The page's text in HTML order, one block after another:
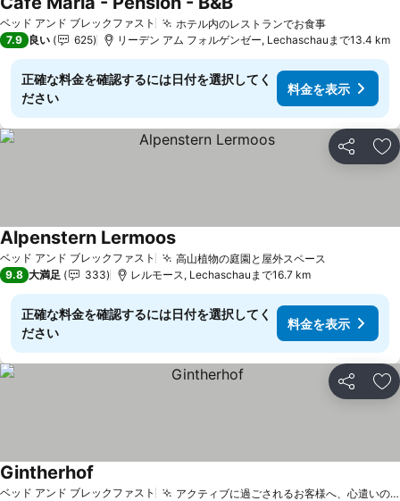
ベッド アンド ブレックファスト ホテル内のレストランでお食事
7.9 良い 625 リーデン アム フォルゲンゼー, Lechaschauまで13.4 km
正確な料金を確認するには日付を選択してく
ださい
料金を表示
シェア お
ベッド アンド ブレックファスト 高山植物の庭園と屋外スペース
Alpenstern Lermoos
9.8 大満足 333 レルモース, Lechaschauまで16.7 km
正確な料金を確認するには日付を選択してく
ださい
料金を表示
シェア お
ベッド アンド ブレックファスト アクティブに過ごされるお客様へ、心遣いのこもったアメニティ
Gintherhof